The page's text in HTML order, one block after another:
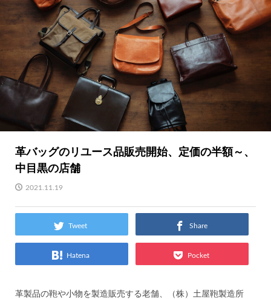
革バッグのリユース品販売開始、定価の半額～、
中目黒の店舗
2021.11.19
Tweet Share
Hatena Pocket
革製品の鞄や小物を製造販売する老舗、（株）土屋鞄製造所